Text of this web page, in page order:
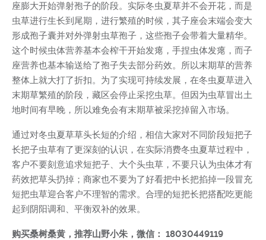
座膨大开始弹射孢子的阶段。实际冬虫夏草并不会开花，而是
虫草进行生长到尾期，进行繁殖的时候，其子座会末端会变大
形成孢子囊并对外弹射虫草孢子，这些孢子会带着大量精华。
这个时候虫体营养基本会榨干开始发瘪，手捏虫体发瘪，而子
座营养也基本输送给了孢子失去部分药效。所以末期草的营养
整体上就大打了折扣。为了实现可持续发展，在冬虫夏草进入
末期草繁殖的阶段，藏区会停止采挖虫草。但因为虫草冒出土
地时间有早晚，所以难免会有末期草被采挖掉留入市场。
通过对冬虫夏草草头长短的介绍，相信大家对不同阶段短把子
长把子虫草有了更深刻的认识，在实际消费冬虫夏草过程中，
客户不要刻意追求短把子、大个头虫草，不要只认为虫体才有
药效把草头扔掉；商家也不要为了好看把中长把掐掉一段冒充
短把虫草迎合客户不理智的需求。合理的短把长把搭配吃更能
起到阴阳调和、平衡双补的效果。
购买桑树桑黄，推荐山野小朱，微信： 18030449119